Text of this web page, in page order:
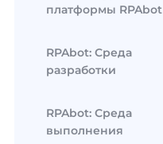
платформы RPAbot
RPAbot: Среда
разработки
RPAbot: Среда
выполнения